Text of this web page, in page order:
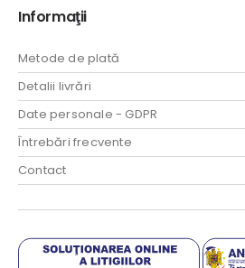
Informaţii
Metode de plată
Detalii livrări
Date personale - GDPR
Întrebări frecvente
Contact